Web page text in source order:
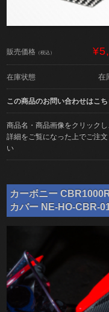
販売価格 （税込）
在庫状態 在
この商品のお問い合わせはこち
商品名・商品画像をクリックし
詳細をご覧になった上でご注文
い
カーボニー
カバー NE-HO-CBR-